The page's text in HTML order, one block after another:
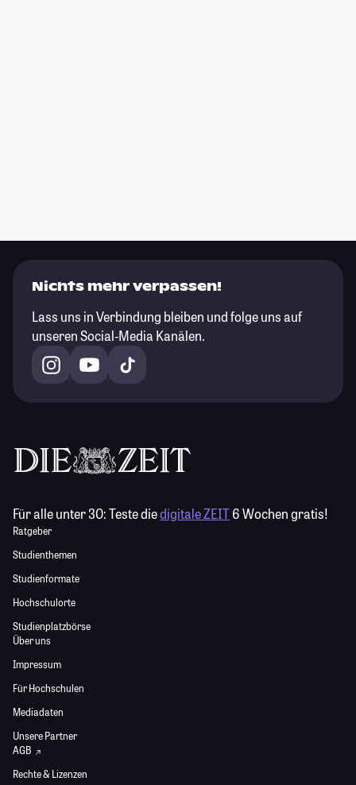
Nichts mehr verpassen!
Lass uns in Verbindung bleiben und folge uns auf
unseren Social-Media Kanälen.
Für alle unter 30:Teste diedigitale ZEIT6 Wochen gratis!
Ratgeber
Studienthemen
Studienformate
Hochschulorte
Studienplatzbörse
Über uns
Impressum
Für Hochschulen
Mediadaten
Unsere Partner
AGB
Rechte & Lizenzen